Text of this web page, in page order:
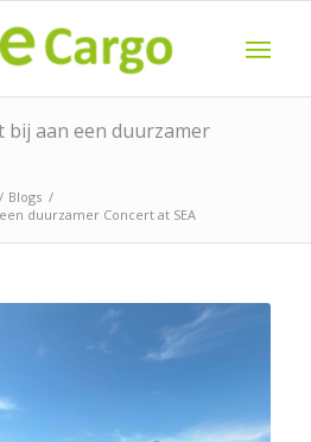
bij aan een duurzamer
/ Blogs /
duurzamer Concert at SEA